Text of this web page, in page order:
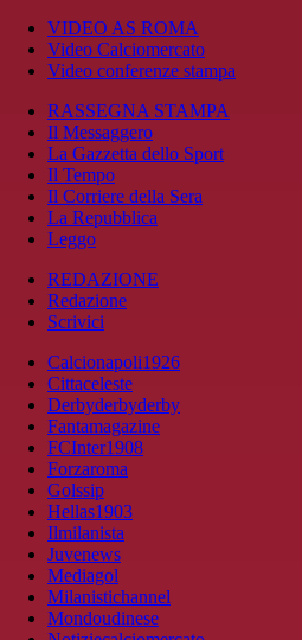
VIDEO AS ROMA
Video Calciomercato
Video conferenze stampa
RASSEGNA STAMPA
Il Messaggero
La Gazzetta dello Sport
Il Tempo
Il Corriere della Sera
La Repubblica
Leggo
REDAZIONE
Redazione
Scrivici
Calcionapoli1926
Cittaceleste
Derbyderbyderby
Fantamagazine
FCInter1908
Forzaroma
Golssip
Hellas1903
Ilmilanista
Juvenews
Mediagol
Milanistichannel
Mondoudinese